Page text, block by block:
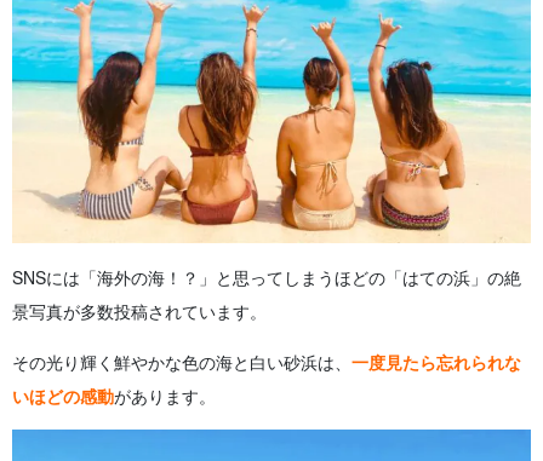
SNSには「海外の海！？」と思ってしまうほどの「はての浜」の絶
景写真が多数投稿されています。
その光り輝く鮮やかな色の海と白い砂浜は、 一度見たら忘れられな
いほどの感動があります。